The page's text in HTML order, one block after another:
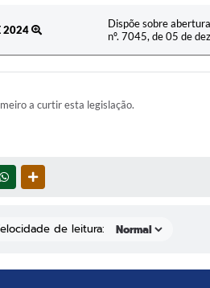
2024
Dispõe sobre
nº. 7045, de 05 de
a curtir esta legislação.
WHATSAPP
de leitura: